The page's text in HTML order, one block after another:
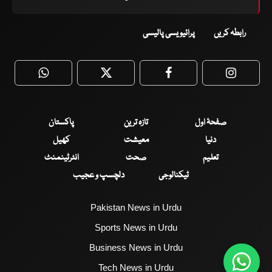
رابطہ کریں پرائیویسی پالیسی
WhatsApp Twitter Facebook
صفحۂ اول تازہ ترین
پاکستان
دنیا
معیشت
کھیل
تعلیم
صحت
انٹرٹینمنٹ
ٹیکنالوجی
دلچسپ و عجیب
Pakistan News in Urdu
Sports News in Urdu
Business News in Urdu
Tech News in Urdu